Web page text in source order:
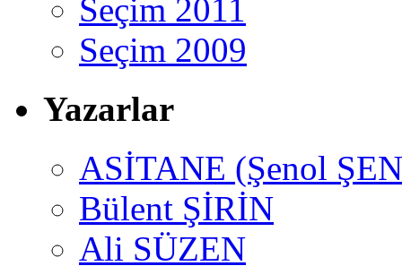
Seçim 2011
Seçim 2009
Yazarlar
ASİTANE (Şenol
Bülent ŞİRİN
Ali SÜZEN